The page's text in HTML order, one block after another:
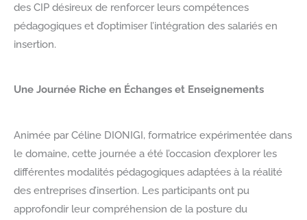
des CIP désireux de renforcer leurs compétences
pédagogiques et d’optimiser l’intégration des salariés en
insertion.
Une Journée Riche en Échanges et Enseignements
Animée par Céline DIONIGI, formatrice expérimentée dans
le domaine, cette journée a été l’occasion d’explorer les
différentes modalités pédagogiques adaptées à la réalité
des entreprises d’insertion. Les participants ont pu
approfondir leur compréhension de la posture du